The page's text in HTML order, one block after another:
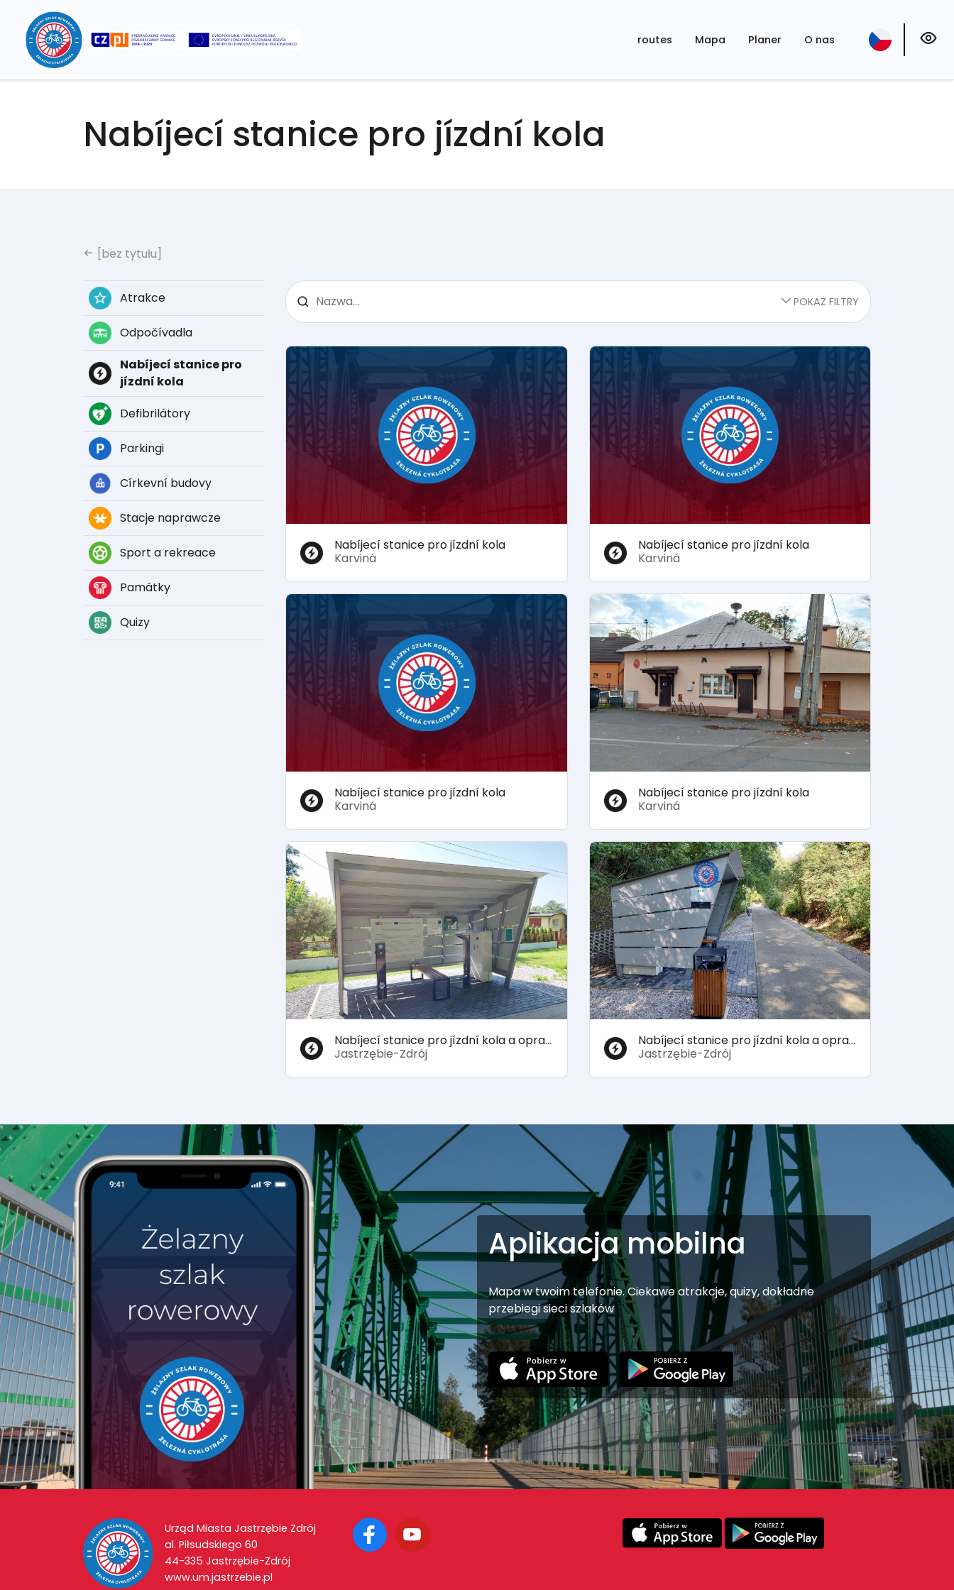
routes Mapa Planer O nas
Nabíjecí stanice pro jízdní kola
[bez tytułu]
POKAŻ FILTRY
Nabíjecí stanice pro jízdní kola
Karviná
Nabíjecí stanice pro jízdní kola
Karviná
Nabíjecí stanice pro jízdní kola
Karviná
Nabíjecí stanice pro jízdní kola
Karviná
Nabíjecí stanice pro jízdní kola a opravna kol
Jastrzębie-Zdrój
Nabíjecí stanice pro jízdní kola a opravna kol
Jastrzębie-Zdrój
Atrakce
Odpočívadla
Nabíjecí stanice pro
jízdní kola
Defibrilátory
Parkingi
Církevní budovy
Stacje naprawcze
Sport a rekreace
Památky
Quizy
Aplikacja mobilna
Mapa w twoim telefonie. Ciekawe atrakcje, quizy, dokładne
przebiegi sieci szlaków
Urząd Miasta Jastrzębie Zdrój
al. Piłsudskiego 60
44-335 Jastrzębie-Zdrój
www.um.jastrzebie.pl